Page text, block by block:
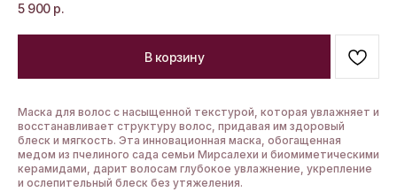
5 900 р.
В корзину
Маска для волос с насыщенной текстурой, которая увлажняет и
восстанавливает структуру волос, придавая им здоровый
блеск и мягкость. Эта инновационная маска, обогащенная
медом из пчелиного сада семьи Мирсалехи и биомиметическими
керамидами, дарит волосам глубокое увлажнение, укрепление
и ослепительный блеск без утяжеления.